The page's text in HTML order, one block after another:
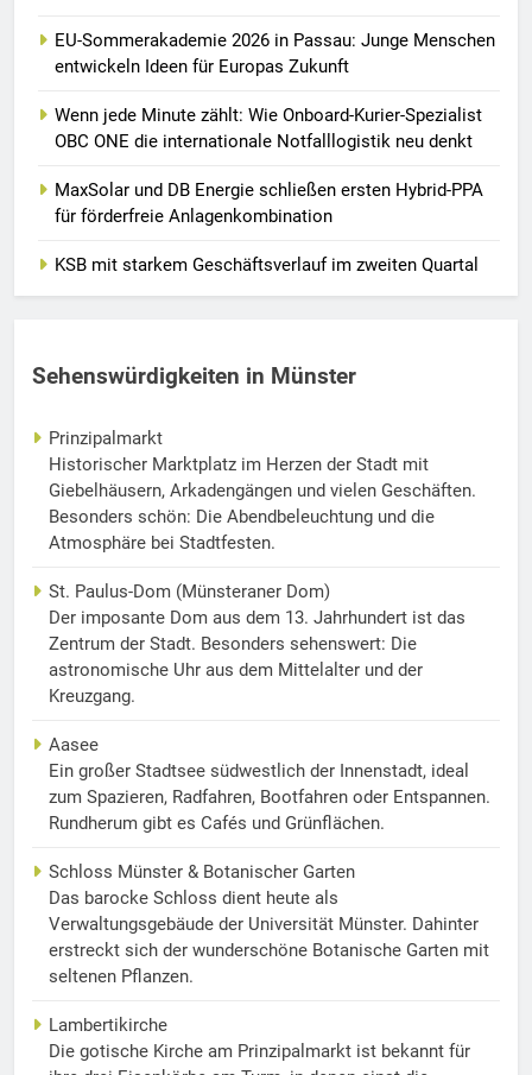
EU-Sommerakademie 2026 in Passau: Junge Menschen
entwickeln Ideen für Europas Zukunft
Wenn jede Minute zählt: Wie Onboard-Kurier-Spezialist
OBC ONE die internationale Notfalllogistik neu denkt
MaxSolar und DB Energie schließen ersten Hybrid-PPA
für förderfreie Anlagenkombination
KSB mit starkem Geschäftsverlauf im zweiten Quartal
Sehenswürdigkeiten in Münster
Prinzipalmarkt
Historischer Marktplatz im Herzen der Stadt mit
Giebelhäusern, Arkadengängen und vielen Geschäften.
Besonders schön: Die Abendbeleuchtung und die
Atmosphäre bei Stadtfesten.
St. Paulus-Dom (Münsteraner Dom)
Der imposante Dom aus dem 13. Jahrhundert ist das
Zentrum der Stadt. Besonders sehenswert: Die
astronomische Uhr aus dem Mittelalter und der
Kreuzgang.
Aasee
Ein großer Stadtsee südwestlich der Innenstadt, ideal
zum Spazieren, Radfahren, Bootfahren oder Entspannen.
Rundherum gibt es Cafés und Grünflächen.
Schloss Münster & Botanischer Garten
Das barocke Schloss dient heute als
Verwaltungsgebäude der Universität Münster. Dahinter
erstreckt sich der wunderschöne Botanische Garten mit
seltenen Pflanzen.
Lambertikirche
Die gotische Kirche am Prinzipalmarkt ist bekannt für